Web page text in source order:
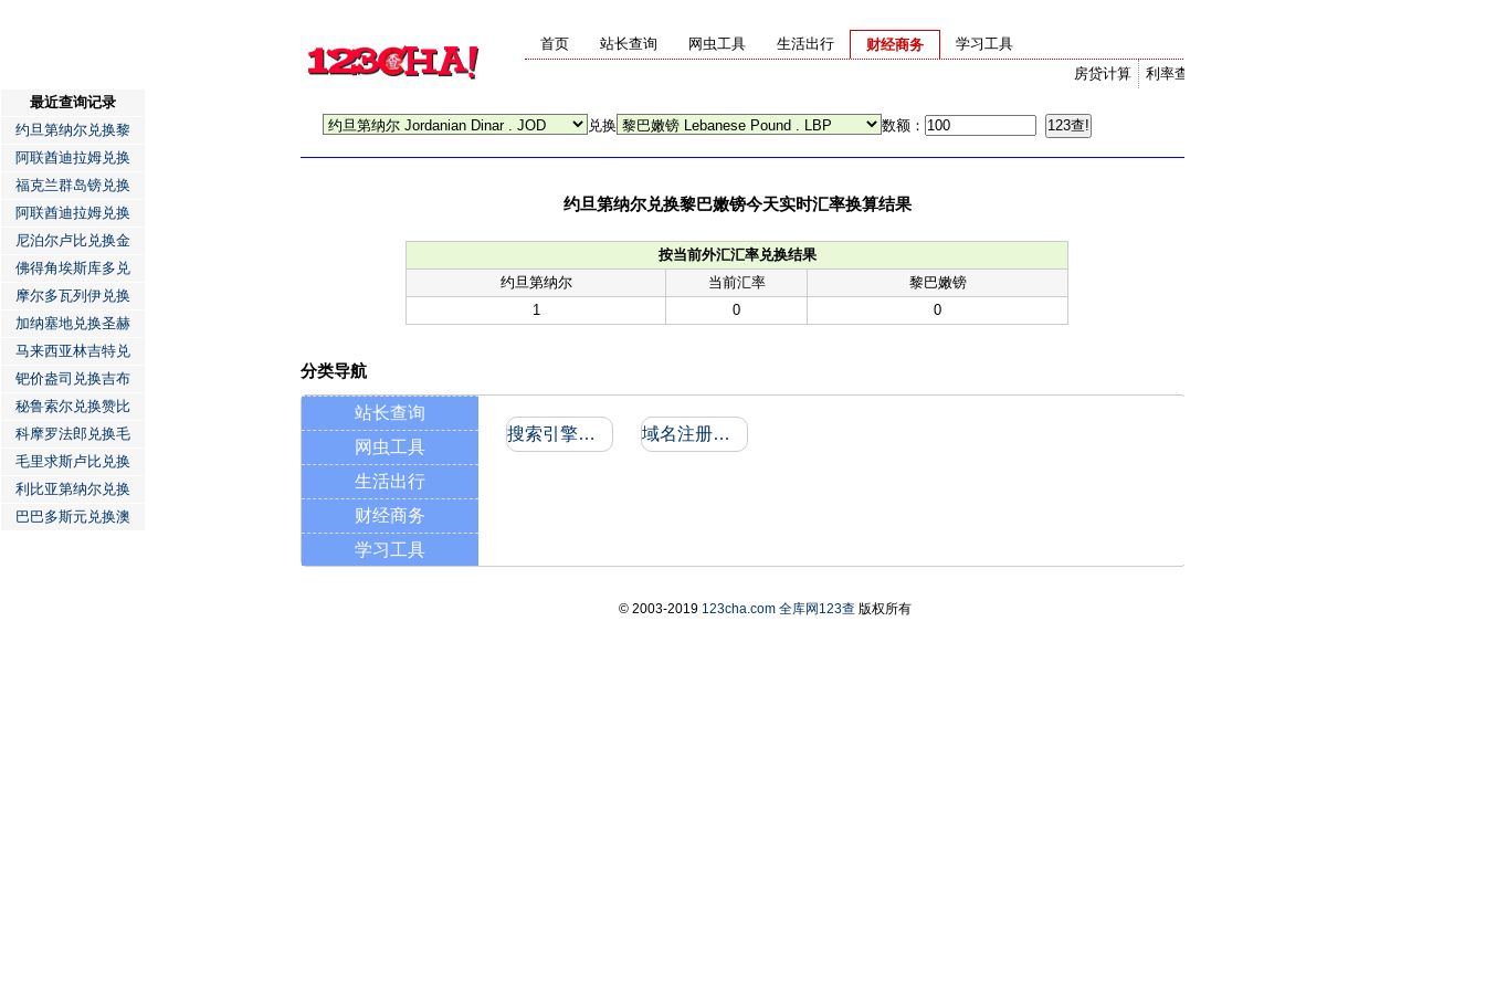
首页 站长查询 网虫工具 生活出行
财经商务
利率查询
房贷计算
学习工具
兑换 数额：
约旦第纳尔兑换黎巴嫩镑今天实时汇率换算结果
按当前外汇汇率兑换结果
约旦第纳尔
当前汇率
黎巴嫩镑
1
0 0
最近查询记录
约旦第纳尔兑换黎
阿联酋迪拉姆兑换
福克兰群岛镑兑换
阿联酋迪拉姆兑换
尼泊尔卢比兑换金
佛得角埃斯库多兑
摩尔多瓦列伊兑换
加纳塞地兑换圣赫
马来西亚林吉特兑
钯价盎司兑换吉布
秘鲁索尔兑换赞比
科摩罗法郎兑换毛
毛里求斯卢比兑换
利比亚第纳尔兑换
巴巴多斯元兑换澳
分类导航
站长查询
网虫工具
生活出行
财经商务
学习工具
搜索引擎收录和反向链接 域名注册信息
© 2003-2019 123cha.com 全库网123查版权所有